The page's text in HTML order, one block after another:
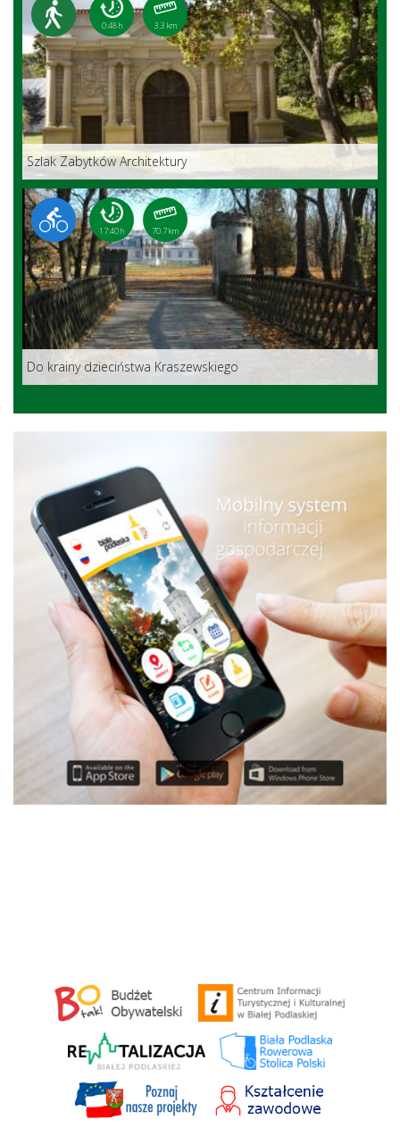
0:48 h 3.3 km
Szlak Zabytków Architektury
17:40 h 70.7 km
Do krainy dzieciństwa Kraszewskiego